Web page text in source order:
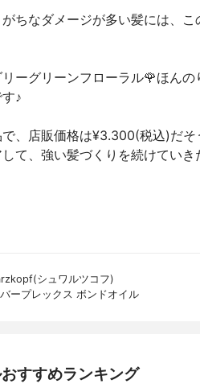
ちなダメージが多い髪には、
ーグリーンフローラル🌹ほん
♪
、店販価格は¥3.300(税込)だそ
て、強い髪づくりを続けていき
シュワルツコフ)
ープレックス ボンドオイル
すすめランキング